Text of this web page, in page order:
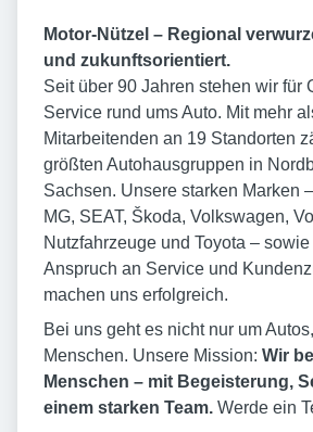
Motor-Nützel – Regional
und zukunftsorientiert.
Seit über 90 Jahren stehen wir für
Service rund ums Auto. Mit mehr
Mitarbeitenden an 19 Standorten
größten Autohausgruppen in
Sachsen. Unsere starken Marken
MG, SEAT, Škoda, Volkswagen,
Nutzfahrzeuge und Toyota –
Anspruch an Service und
machen uns erfolgreich.
Bei uns geht es nicht nur um
Menschen. Unsere Mission: Wir
Menschen – mit Begeisterung,
einem starken Team. Werde ein